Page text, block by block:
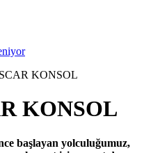
KONSOL
KONSOL
başlayan yolculuğumuz,